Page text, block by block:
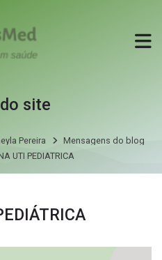
site
Pereira
Mensagens do blog
UTI PEDIÁTRICA
Sheyla Pereira